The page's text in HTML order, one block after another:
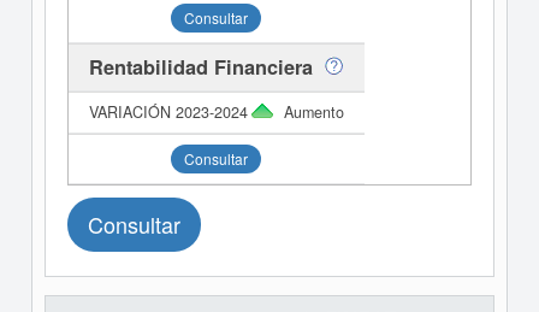
Consultar
Rentabilidad Financiera
Aumento
Consultar
Consultar